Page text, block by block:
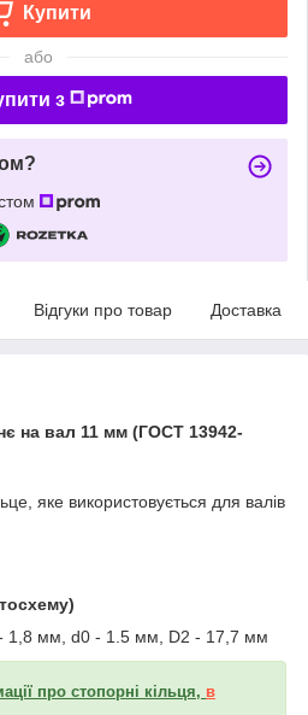
Купити
або
з
Відгуки про товар Доставка
на вал 11 мм (ГОСТ 13942-
яке використовується для валів
1,8 мм, d0 - 1.5 мм, D2 - 17,7 мм
про стопорні кільця, в